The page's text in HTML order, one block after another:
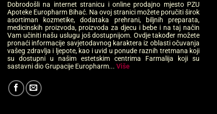
Dobrodošli na internet stranicu i online prodajno mjesto PZU
Apoteke Europharm Bihać. Na ovoj stranici možete poručiti širok
asortiman kozmetike, dodataka prehrani, biljnih preparata,
medicinskih proizvoda, proizvoda za djecu i bebe i na taj način
Vam učiniti našu uslugu još dostupnijom. Ovdje također možete
pronaći informacije savjetodavnog karaktera iz oblasti očuvanja
vašeg zdravlja i ljepote, kao i uvid u ponude raznih tretmana koji
su dostupni u našim estetskim centrima Farmalija koji su
sastavni dio Grupacije Europharm... Više